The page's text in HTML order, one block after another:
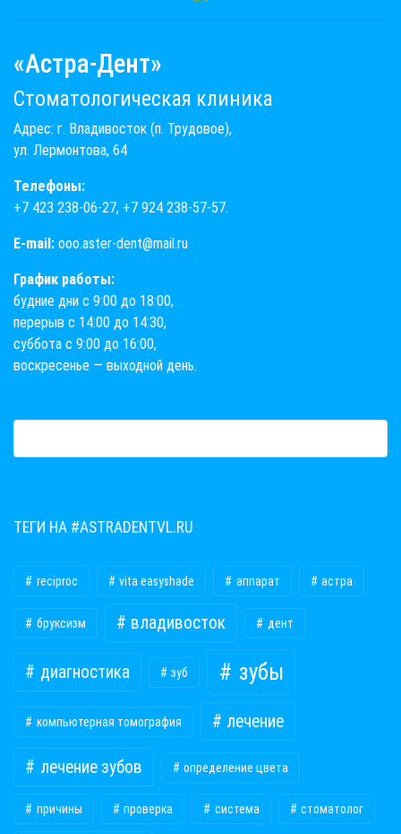
«Астра-Дент»
Стоматологическая клиника
Адрес: г. Владивосток (п. Трудовое),
ул. Лермонтова, 64
Телефоны:
+7 423 238-06-27, +7 924 238-57-57.
E-mail: ooo.aster-dent@mail.ru
График работы:
будние дни с 9:00 до 18:00,
перерыв с 14:00 до 14:30,
суббота с 9:00 до 16:00,
воскресенье — выходной день.
ТЕГИ НА #ASTRADENTVL.RU
reciproc vita easyshade аппарат астра
бруксизм владивосток дент
диагностика зуб зубы
компьютерная томография лечение
лечение зубов определение цвета
причины проверка система стоматолог